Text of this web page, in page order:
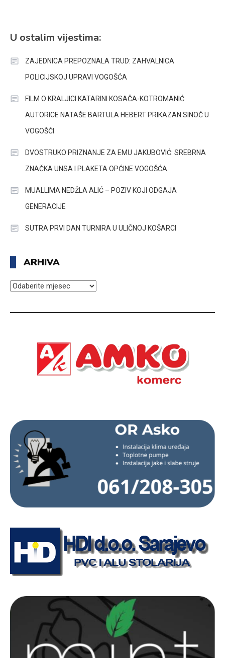
U ostalim vijestima:
ZAJEDNICA PREPOZNALA TRUD: ZAHVALNICA
POLICIJSKOJ UPRAVI VOGOŠĆA
FILM O KRALJICI KATARINI KOSAČA-KOTROMANIĆ
AUTORICE NATAŠE BARTULA HEBERT PRIKAZAN SINOĆ U
VOGOŠĆI
DVOSTRUKO PRIZNANJE ZA EMU JAKUBOVIĆ: SREBRNA
ZNAČKA UNSA I PLAKETA OPĆINE VOGOŠĆA
MUALLIMA NEDŽLA ALIĆ – POZIV KOJI ODGAJA
GENERACIJE
SUTRA PRVI DAN TURNIRA U ULIČNOJ KOŠARCI
ARHIVA
ARHIVA